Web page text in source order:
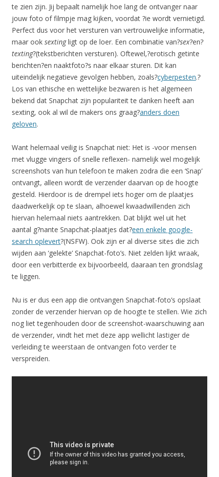
te zien zijn. Jij bepaalt namelijk hoe lang de ontvanger naar
jouw foto of filmpje mag kijken, voordat ?ie wordt vernietigd.
Perfect dus voor het versturen van vertrouwelijke informatie,
maar ook sextingligt op de loer. Een combinatie van?sex?en?
texting?(tekstberichten versturen). Oftewel,?erotisch getinte
berichten?en naaktfoto?s naar elkaar sturen. Dit kan
uiteindelijk negatieve gevolgen hebben, zoals?cyberpesten.?
Los van ethische en wettelijke bezwaren is het algemeen
bekend dat Snapchat zijn populariteit te danken heeft aan
sexting, ook al wil de makers ons graag?anders doen
geloven.
Want helemaal veilig is Snapchat niet: Het is -voor mensen
met vlugge vingers of snelle reflexen- namelijk wel mogelijk
screenshots van hun telefoon te maken zodra die een ‘Snap’
ontvangt, alleen wordt de verzender daarvan op de hoogte
gesteld. Hierdoor is de drempel iets hoger om de plaatjes
daadwerkelijk op te slaan, alhoewel kwaadwillenden zich
hiervan helemaal niets aantrekken. Dat blijkt wel uit het
aantal g?nante Snapchat-plaatjes dat?een enkele google-
search oplevert?(NSFW). Ook zijn er al diverse sites die zich
wijden aan ‘gelekte’ Snapchat-foto’s. Niet zelden lijkt wraak,
door een verbitterde ex bijvoorbeeld, daaraan ten grondslag
te liggen.
Nu is er dus een app die ontvangen Snapchat-foto’s opslaat
zonder de verzender hiervan op de hoogte te stellen. Wie zich
nog liet tegenhouden door de screenshot-waarschuwing aan
de verzender, vindt het met deze app wellicht lastiger de
verleiding te weerstaan de ontvangen foto verder te
verspreiden.